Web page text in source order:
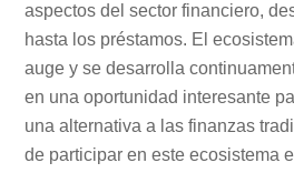
aspectos del sector financiero,
hasta los préstamos. El
auge y se desarrolla
en una oportunidad interesante
una alternativa a las finanzas
de participar en este ecosistema